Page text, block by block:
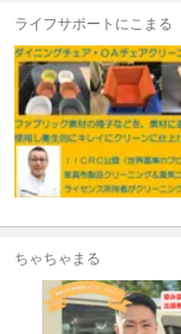
ライフサポートにこまる
ちゃちゃまる